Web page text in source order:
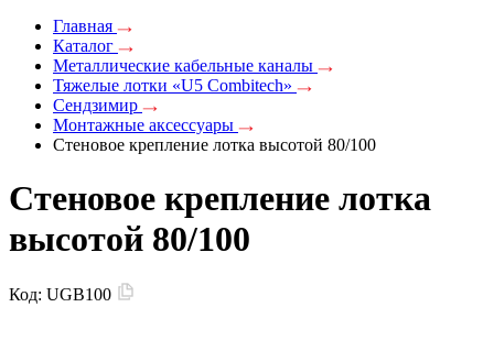
Главная
Каталог
Металлические кабельные каналы
Тяжелые лотки «U5 Combitech»
Сендзимир
Монтажные аксессуары
Стеновое крепление лотка высотой 80/100
Стеновое крепление лотка
высотой 80/100
Код: UGB100